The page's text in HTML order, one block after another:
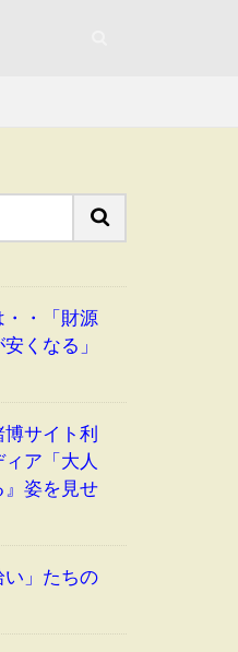
・「財源
くなる」
サイト利
ア「大人
姿を見せ
」たちの